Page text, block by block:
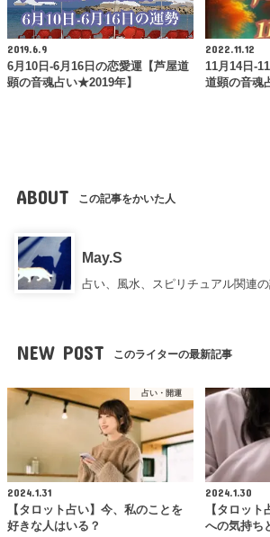
2019.6.9
6月10日-6月16日の恋愛運【芦屋道
顕の音魂占い★2019年】
2022.11.12
11月14日-
道顕の音魂
ABOUT この記事をかいた人
May.S
占い、風水、スピリチュアル関連
NEW POST このライターの最新記事
占い・開運
2024.1.31
【タロット占い】今、私のことを
好きな人はいる？
2024.1.30
【タロッ
への気持ち